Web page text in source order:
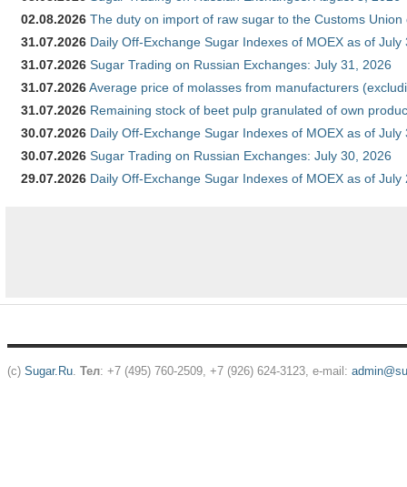
02.08.2026 The duty on import of raw sugar to the Customs
31.07.2026 Daily Off-Exchange Sugar Indexes of MOEX as of July
31.07.2026 Sugar Trading on Russian Exchanges: July 31, 2026
31.07.2026Average price of molasses from manufacturers
31.07.2026 Remaining stock of beet pulp granulated of own
30.07.2026 Daily Off-Exchange Sugar Indexes of MOEX as of July
30.07.2026 Sugar Trading on Russian Exchanges: July 30, 2026
29.07.2026 Daily Off-Exchange Sugar Indexes of MOEX as of July
(c) Sugar.Ru. Тел: +7 (495) 760-2509, +7 (926) 624-3123, e-mail: